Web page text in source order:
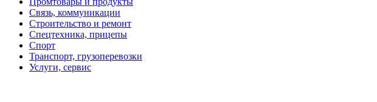
Связь, коммуникации
Строительство и ремонт
Спецтехника, прицепы
Спорт
Транспорт, грузоперевозки
Услуги, сервис